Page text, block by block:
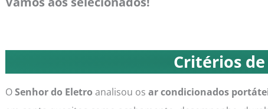
Critérios
OSenhor do Eletro analisou os ar condicionados